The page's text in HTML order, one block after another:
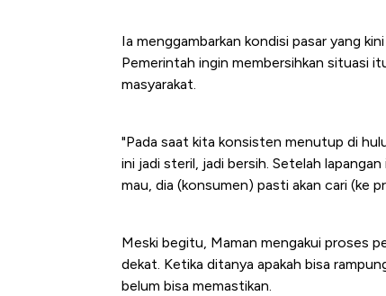
Ia menggambarkan kondisi pasar yang
Pemerintah ingin membersihkan situasi
masyarakat.
"Pada saat kita konsisten menutup di
ini jadi steril, jadi bersih. Setelah
mau, dia (konsumen) pasti akan cari (ke
Meski begitu, Maman mengakui proses
dekat. Ketika ditanya apakah bisa
belum bisa memastikan.